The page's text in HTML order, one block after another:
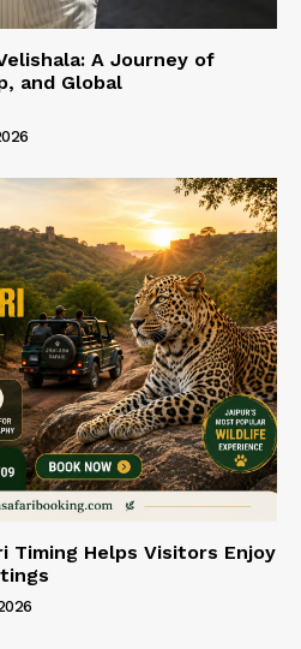
A Journey of
and Global
Timing Helps Visitors Enjoy